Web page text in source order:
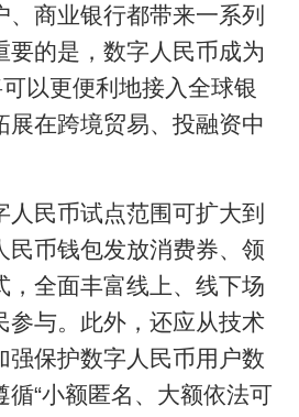
、商业银行都带来一系列
要的是，数字人民币成为
以更便利地接入全球银
展在跨境贸易、投融资中
人民币试点范围可扩大到
民币钱包发放消费券、领
，全面丰富线上、线下场
参与。此外，还应从技术
强保护数字人民币用户数
循“小额匿名、大额依法可